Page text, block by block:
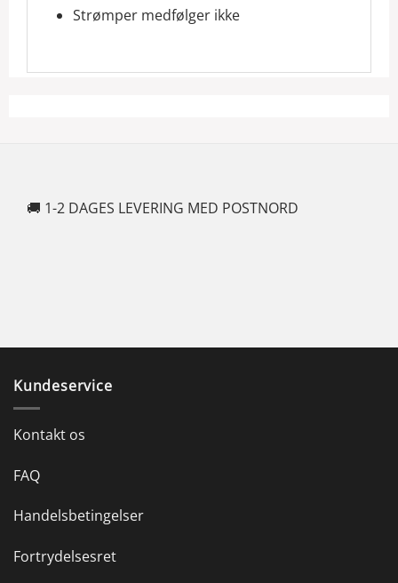
Strømper medfølger ikke
🚚 1-2 DAGES LEVERING MED POSTNORD
Kundeservice
Kontakt os
FAQ
Handelsbetingelser
Fortrydelsesret